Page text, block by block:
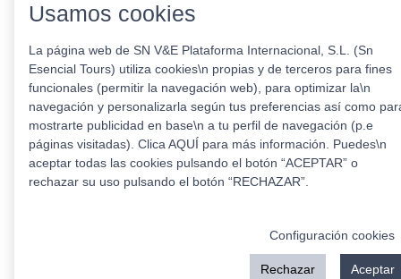
Usamos cookies
La página web de SN V&E Plataforma Internacional, S.L. (Sn
Esencial Tours) utiliza cookies\n propias y de terceros para fines
funcionales (permitir la navegación web), para optimizar la\n
navegación y personalizarla según tus preferencias así como
mostrarte publicidad en base\n a tu perfil de navegación (p.e
páginas visitadas). Clica AQUÍ para más información. Puedes\n
aceptar todas las cookies pulsando el botón “ACEPTAR” o
rechazar su uso pulsando el botón “RECHAZAR”.
Configuración cookies
Rechazar Aceptar